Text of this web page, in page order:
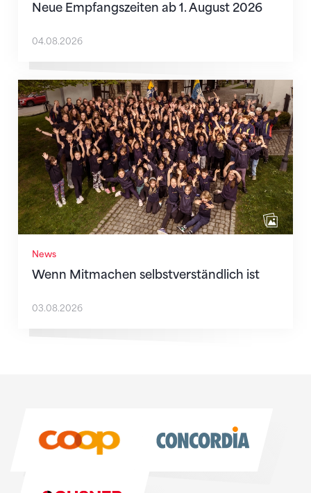
Neue Empfangszeiten ab 1. August 2026
04.08.2026
News
Wenn Mitmachen selbstverständlich ist
Wenn Mitmachen selbstverständlich ist
03.08.2026